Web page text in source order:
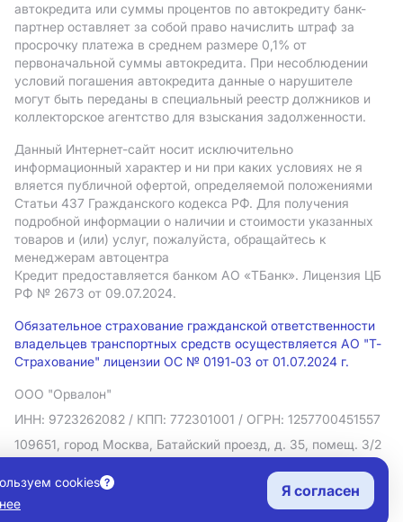
автокредита или суммы процентов по автокредиту банк-
партнер оставляет за собой право начислить штраф за
просрочку платежа в среднем размере 0,1% от
первоначальной суммы автокредита. При несоблюдении
условий погашения автокредита данные о нарушителе
могут быть переданы в специальный реестр должников и
коллекторское агентство для взыскания задолженности.
Данный Интернет-сайт носит исключительно
информационный характер и ни при каких условиях не я
вляется публичной офертой, определяемой положениями
Статьи 437 Гражданского кодекса РФ. Для получения
подробной информации о наличии и стоимости указанных
товаров и (или) услуг, пожалуйста, обращайтесь к
менеджерам автоцентра
Кредит предоставляется банком АO «ТБанк». Лицензия ЦБ
РФ № 2673 от 09.07.2024.
Обязательное страхование гражданской ответственности
владельцев транспортных средств осуществляется АО "Т-
Страхование" лицензии ОС № 0191-03 от 01.07.2024 г.
ООО "Орвалон"
ИНН: 9723262082 / КПП: 772301001 / ОГРН: 1257700451557
109651, город Москва, Батайский проезд, д. 35, помещ. 3/2
Политика в отношении обработки персональных данных
Согласие на рекламную рассылку
Правовая информация
cookies
Я согласен